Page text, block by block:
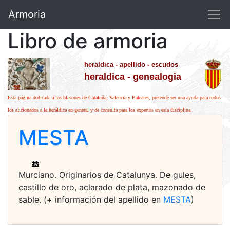
Armoria
Libro de armoria
heraldica - apellido - escudos
heraldica - genealogia
Esta página dedicada a los blasones de Cataluña, Valencia y Baleares, pretende ser una ayuda para todos
los aficionados a la heráldica en general y de consulta para los expertos en esta disciplina.
MESTA
Murciano. Originarios de Catalunya. De gules,
castillo de oro, aclarado de plata, mazonado de
sable. (+ información del apellido en MESTA)